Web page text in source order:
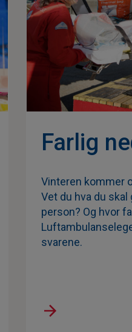
Farlig
Vinteren kommer
Vet du hva du
person? Og hvor
svarene.